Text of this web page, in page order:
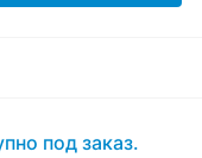
под заказ.